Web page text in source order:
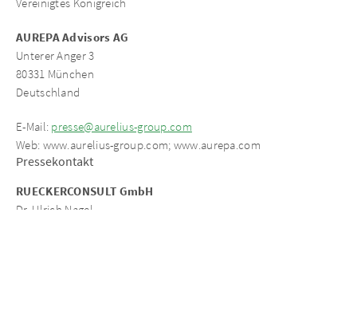
AUREPA Advisors AG
Unterer Anger 3
80331 München
Deutschland
E-Mail: presse@aurelius-group.com
Web: www.aurelius-group.com; www.aurepa.com
Pressekontakt
RUECKERCONSULT GmbH
Dr. Ulrich Nagel